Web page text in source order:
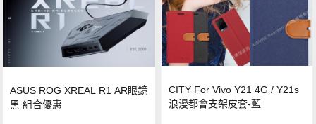
ASUS ROG XREAL R1 AR眼鏡
黑 組合優惠
CITY For Vivo Y21 4G / Y21s
浪漫都會支架皮套-藍